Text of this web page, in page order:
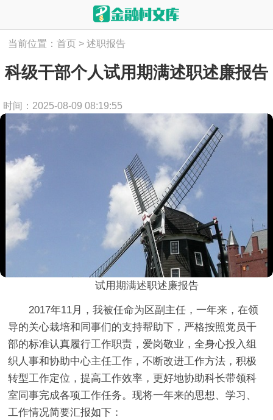
当前位置：首页 > 述职报告
科级干部个人试用期满述职述廉报告
时间：2025-08-09 08:19:55
试用期满述职述廉报告
2017年11月，我被任命为区副主任，一年来，在领
导的关心栽培和同事们的支持帮助下，严格按照党员干
部的标准认真履行工作职责，爱岗敬业，全身心投入组
织人事和协助中心主任工作，不断改进工作方法，积极
转型工作定位，提高工作效率，更好地协助科长带领科
室同事完成各项工作任务。现将一年来的思想、学习、
工作情况简要汇报如下：